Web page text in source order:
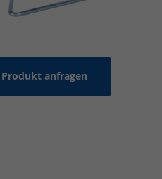
Produkt anfragen